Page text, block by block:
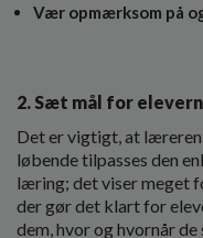
Vær opmærksom på
2. Sæt mål for
Det er vigtigt, at
løbende tilpasses den
læring; det viser meget
der gør det klart for
dem, hvor og hvornår